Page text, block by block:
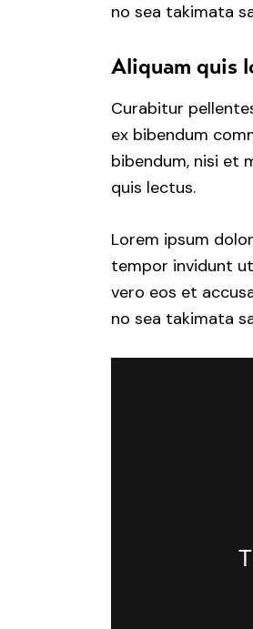
no sea takimata
Aliquam quis
Curabitur
ex bibendum
bibendum, nisi et
quis lectus.
Lorem ipsum
tempor invidunt
vero eos et
no sea takimata